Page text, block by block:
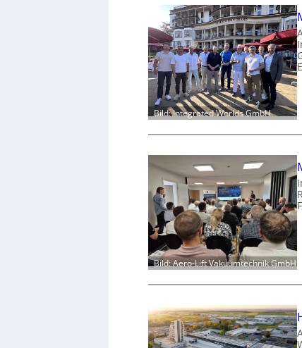
Bild: Integrated Worlds GmbH
Bild: Aero-Lift Vakuumtechnik GmbH